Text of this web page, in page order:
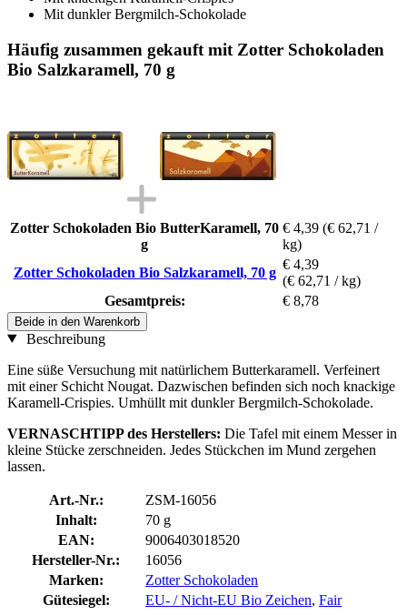
Mit dunkler Bergmilch-Schokolade
Häufig zusammen gekauft mit Zotter Schokoladen
Bio Salzkaramell, 70 g
Zotter Schokoladen Bio ButterKaramell, 70
g
€ 4,39 (€ 62,71 /
kg)
Zotter Schokoladen Bio Salzkaramell, 70 g
€ 4,39
(€ 62,71 / kg)
Gesamtpreis:
€ 8,78
Beide in den Warenkorb
Beschreibung
Eine süße Versuchung mit natürlichem Butterkaramell. Verfeinert
mit einer Schicht Nougat. Dazwischen befinden sich noch knackige
Karamell-Crispies. Umhüllt mit dunkler Bergmilch-Schokolade.
VERNASCHTIPP des Herstellers: Die Tafel mit einem Messer in
kleine Stücke zerschneiden. Jedes Stückchen im Mund zergehen
lassen.
Art.-Nr.:
ZSM-16056
Inhalt:
70 g
EAN:
9006403018520
Hersteller-Nr.:
16056
Marken:
Zotter Schokoladen
Gütesiegel:
EU- / Nicht-EU Bio Zeichen, Fair